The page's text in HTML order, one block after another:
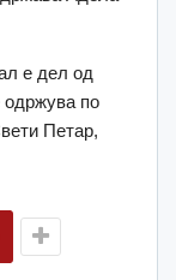
е дел од
одржува по
Петар,